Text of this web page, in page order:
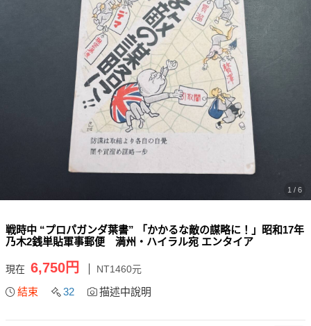
1 / 6
戦時中 “プロパガンダ葉書” 「かかるな敵の謀略に！」昭和17年
乃木2銭単貼軍事郵便 満州・ハイラル宛 エンタイア
現在 6,750円 NT1460元
結束 32 描述中說明